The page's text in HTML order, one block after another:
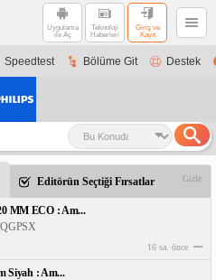
Uygulama
ile Aç
Teknoloji
Haberleri
Giriş ve
Kayıt
Speedtest Bölüme Git Destek
Editörün Seçtiği Fırsatlar Gizle
MM ECO : Am...
16 sa. önce
Siyah : Am...